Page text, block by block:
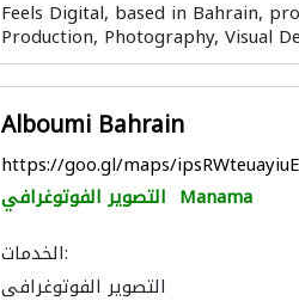
Feels Digital, based in Bahrain,
Production, Photography, Visual
Alboumi Bahrain
https://goo.gl/maps/
التصوير الفوتوغرافي Manama
الخدمات:
التصوير الفوتوغرافي